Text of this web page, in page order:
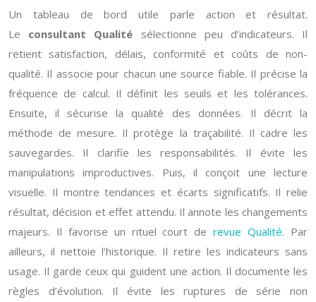
Un tableau de bord utile parle action et résultat.
Le consultant Qualité sélectionne peu d’indicateurs. Il
retient satisfaction, délais, conformité et coûts de non-
qualité. Il associe pour chacun une source fiable. Il précise la
fréquence de calcul. Il définit les seuils et les tolérances.
Ensuite, il sécurise la qualité des données. Il décrit la
méthode de mesure. Il protège la traçabilité. Il cadre les
sauvegardes. Il clarifie les responsabilités. Il évite les
manipulations improductives. Puis, il conçoit une lecture
visuelle. Il montre tendances et écarts significatifs. Il relie
résultat, décision et effet attendu. Il annote les changements
majeurs. Il favorise un rituel court derevue Qualité. Par
ailleurs, il nettoie l’historique. Il retire les indicateurs sans
usage. Il garde ceux qui guident une action. Il documente les
règles d’évolution. Il évite les ruptures de série non